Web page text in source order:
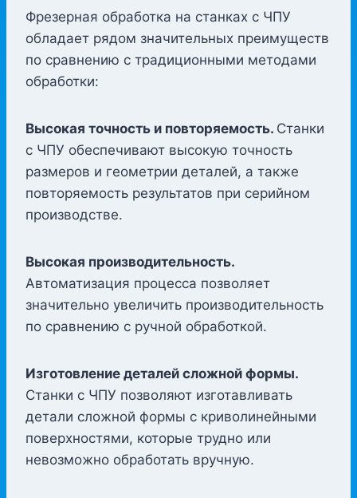
Фрезерная обработка на станках с ЧПУ
обладает рядом значительных преимуществ
по сравнению с традиционными методами
обработки:
Высокая точность и повторяемость. Станки
с ЧПУ обеспечивают высокую точность
размеров и геометрии деталей, а также
повторяемость результатов при серийном
производстве.
Высокая производительность.
Автоматизация процесса позволяет
значительно увеличить производительность
по сравнению с ручной обработкой.
Изготовление деталей сложной формы.
Станки с ЧПУ позволяют изготавливать
детали сложной формы с криволинейными
поверхностями, которые трудно или
невозможно обработать вручную.